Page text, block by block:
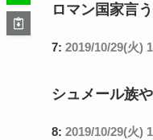
ロマン国家言
7: 2019/10/29(火)
シュメール族
8: 2019/10/29(火)